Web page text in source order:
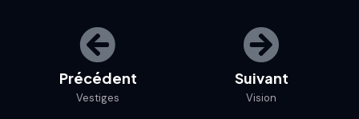
Précédent
Vestiges
Suivant
Vision